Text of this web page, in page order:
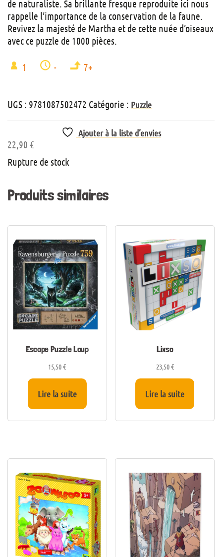
de naturaliste. Sa brillante fresque reproduite ici nous
rappelle l’importance de la conservation de la faune.
Revivez la majesté de Martha et de cette nuée d’oiseaux
avec ce puzzle de 1000 pièces.
1 - 7+
UGS : 9781087502472 Catégorie : Puzzle
Ajouter à la liste d’envies
22,90 €
Rupture de stock
Produits similaires
Escape Puzzle Loup
15,50€
Lire la suite
Lixso
23,50€
Lire la suite